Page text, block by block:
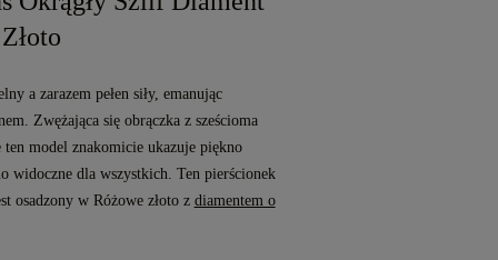
a zarazem pełen siły, emanując
Zwężająca się obrączka z sześcioma
ten model znakomicie ukazuje piękno
widoczne dla wszystkich. Ten pierścionek
osadzony w Różowe złoto z diamentem o